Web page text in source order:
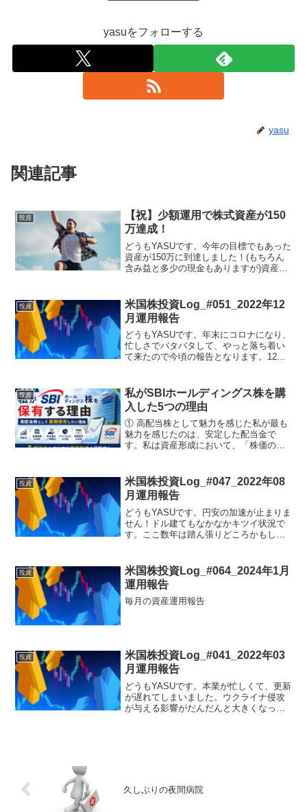
yasuをフォローする
yasu
関連記事
投資
【祝】少額運用で株式資産が150
万達成！
どうもYASUです。今年の目標でもあった
資産が150万に到達しました！(もちろん
含み益と多少の現金もありますが)資産の
残りでそのまま。少額投資でも支出を抑
えて、運用...
投資
米国株投資Log_#051_2022年12
月運用報告
どうもYASUです。年末にコロナになり、
忙しさでバタバタして、やっと落ち着い
て来たので今頃の報告となります。12月
資)SBI・V・S&P500イン...
投資
私がSBIホールディングス株を購
入した5つの理由
① 高配当株として魅力を感じた私が最も
魅力を感じたのは、安定した配当金で
す。私は資産形成において、「株価の値
は再投資することで複利効果を期待でき
るため、長期投資との相性...
投資
米国株投資Log_#047_2022年08
月運用報告
どうもYASUです。円安の加速が止まりま
せん！ドル建てもなかなかキツイ状況で
す。ここ数年は踏ん張りどころかもしれ
全世界株式(オール・カントリー)
¥500(ポ...
投資
米国株投資Log_#064_2024年1月
運用報告
毎月の資産運用報告
投資
米国株投資Log_#041_2022年03
月運用報告
どうもYASUです。本業が忙しくて、更新
が遅れてしまいました。ウクライナ侵攻
が与える影響がだんだんと大きくなっ
久しぶりの夜間病院